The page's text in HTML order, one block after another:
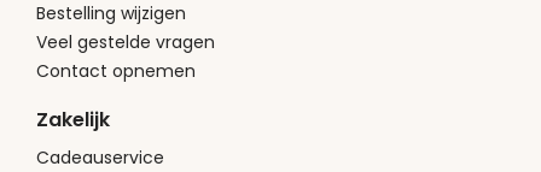
Bestelling wijzigen
Veel gestelde vragen
Contact opnemen
Zakelijk
Cadeauservice